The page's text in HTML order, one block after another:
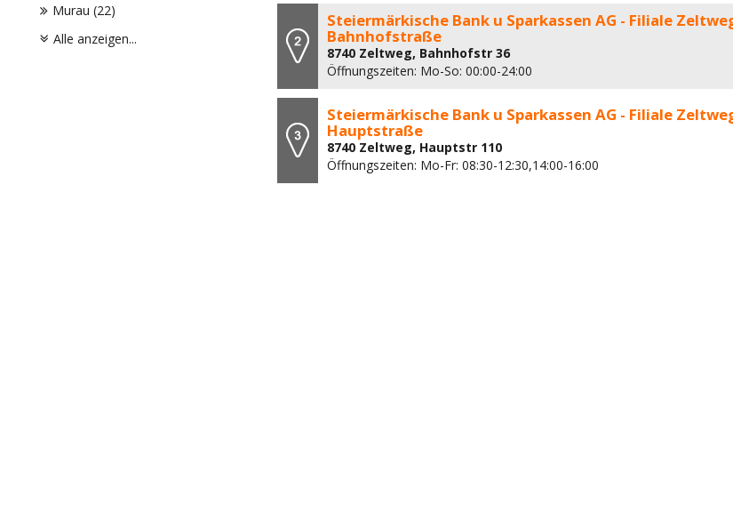
Steiermärkische Bank u Sparkassen AG - Filiale
Bahnhofstraße
8740 Zeltweg, Bahnhofstr 36
Öffnungszeiten: Mo-So: 00:00-24:00
Steiermärkische Bank u Sparkassen AG - Filiale
Hauptstraße
8740 Zeltweg, Hauptstr 110
Öffnungszeiten: Mo-Fr: 08:30-12:30,14:00-16:00
Murau (22)
Alle anzeigen...